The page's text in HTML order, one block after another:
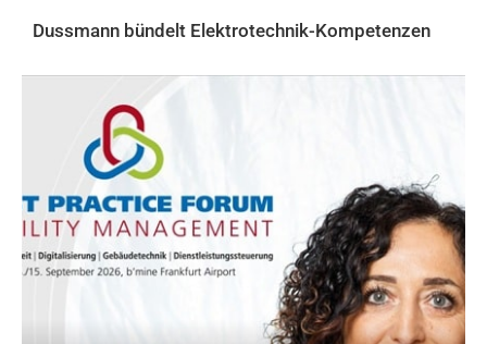
Dussmann bündelt Elektrotechnik-Kompetenzen